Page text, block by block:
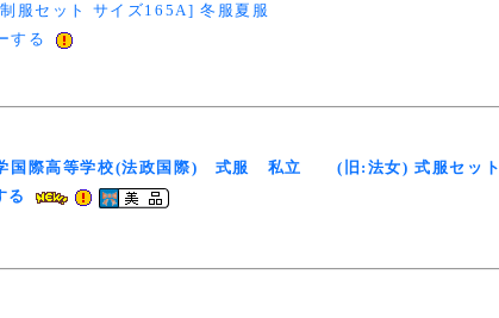
服セット サイズ165A] 冬服夏服
する
国際高等学校(法政国際) 式服 私立 (旧:法女) 式服セット
る